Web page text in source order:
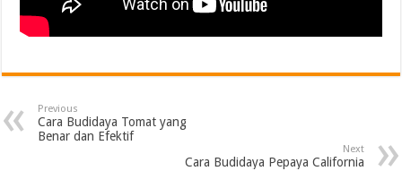
Previous
Cara Budidaya Tomat yang
Benar dan Efektif
Next
Cara Budidaya Pepaya California